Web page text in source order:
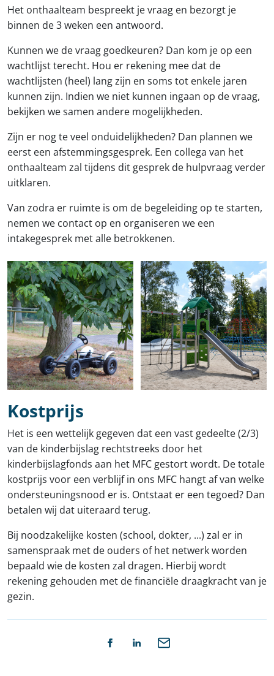
Het onthaalteam bespreekt je vraag en bezorgt je
binnen de 3 weken een antwoord.
Kunnen we de vraag goedkeuren? Dan kom je op een
wachtlijst terecht. Hou er rekening mee dat de
wachtlijsten (heel) lang zijn en soms tot enkele jaren
kunnen zijn. Indien we niet kunnen ingaan op de vraag,
bekijken we samen andere mogelijkheden.
Zijn er nog te veel onduidelijkheden? Dan plannen we
eerst een afstemmingsgesprek. Een collega van het
onthaalteam zal tijdens dit gesprek de hulpvraag verder
uitklaren.
Van zodra er ruimte is om de begeleiding op te starten,
nemen we contact op en organiseren we een
intakegesprek met alle betrokkenen.
Kostprijs
Het is een wettelijk gegeven dat een vast gedeelte (2/3)
van de kinderbijslag rechtstreeks door het
kinderbijslagfonds aan het MFC gestort wordt. De totale
kostprijs voor een verblijf in ons MFC hangt af van welke
ondersteuningsnood er is. Ontstaat er een tegoed? Dan
betalen wij dat uiteraard terug.
Bij noodzakelijke kosten (school, dokter, ...) zal er in
samenspraak met de ouders of het netwerk worden
bepaald wie de kosten zal dragen. Hierbij wordt
rekening gehouden met de financiële draagkracht van je
gezin.